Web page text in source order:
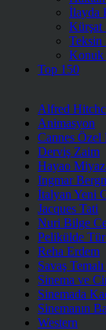
İlayda
Kürşat
Teksin
Konuk
Top 150
Alfred
Animasyon
Cannes Özel
Derviş Zaim
Hayao
Ingmar
İtalyan Yeni
Jacques Tati
Nuri Bilge
Pelikülde
Reha Erdem
Savaş
Sinema ve
Sinemada
Sinemanın
Western